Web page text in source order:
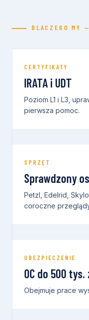
DLACZEGO MY
CERTYFIKATY
IRATA i UDT
Poziom L1 i L3,
pierwsza pomoc.
SPRZĘT
Sprawdzony
Petzl, Edelrid,
coroczne
UBEZPIECZENIE
OC do 500 tys.
Obejmuje prace